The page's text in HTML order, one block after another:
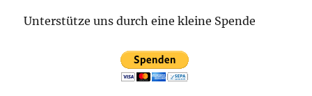
Unterstütze uns durch eine kleine Spende